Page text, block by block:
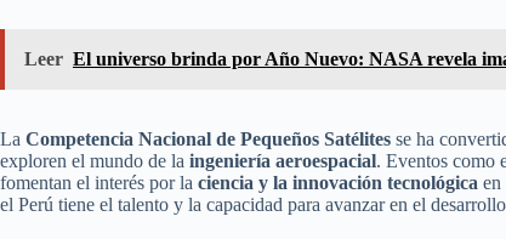
Leer El universo brinda por Año Nuevo: NASA revela
La Competencia Nacional de Pequeños Satélites se ha
exploren el mundo de la ingeniería aeroespacial. Eventos como
fomentan el interés por la ciencia y la innovación tecnológica en
el Perú tiene el talento y la capacidad para avanzar en el